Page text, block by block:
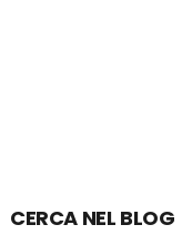
CERCA NEL BLOG